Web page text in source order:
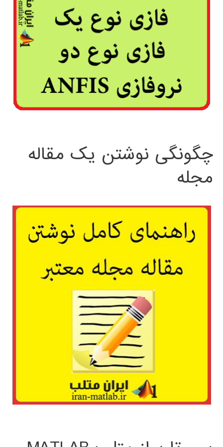
چگونگی نوشتن یک مقاله
مجله